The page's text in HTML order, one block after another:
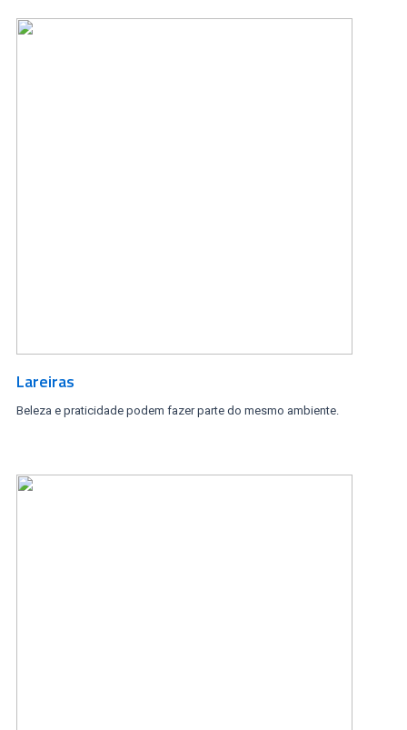
Lareiras
Beleza e praticidade podem fazer parte do mesmo ambiente.